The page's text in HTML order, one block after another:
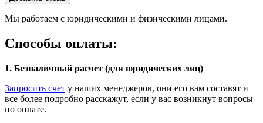
Мы работаем с юридическими и физическими лицами.
Способы оплаты:
1. Безналичный расчет (для юридических лиц)
Запросить счет у наших менеджеров, они его вам составят и
все более подробно расскажут, если у вас возникнут вопросы
по оплате.